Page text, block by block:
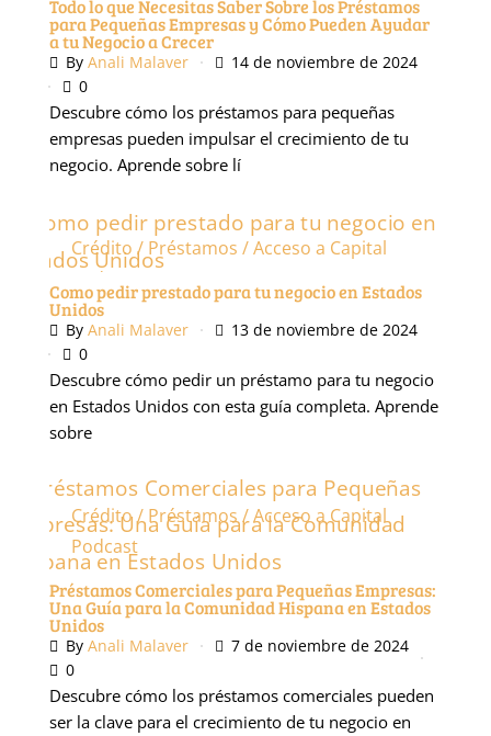
Todo lo que Necesitas Saber Sobre los Préstamos
para Pequeñas Empresas y Cómo Pueden Ayudar
a tu Negocio a Crecer
By Anali Malaver
14 de noviembre de 2024
0
Descubre cómo los préstamos para pequeñas
empresas pueden impulsar el crecimiento de tu
negocio. Aprende sobre lí
Crédito / Préstamos / Acceso a Capital
Podcast
Como pedir prestado para tu negocio en Estados
Unidos
By Anali Malaver
13 de noviembre de 2024
0
Descubre cómo pedir un préstamo para tu negocio
en Estados Unidos con esta guía completa. Aprende
sobre
Crédito / Préstamos / Acceso a Capital
Podcast
Préstamos Comerciales para Pequeñas Empresas:
Una Guía para la Comunidad Hispana en Estados
Unidos
By Anali Malaver
7 de noviembre de 2024
0
Descubre cómo los préstamos comerciales pueden
ser la clave para el crecimiento de tu negocio en